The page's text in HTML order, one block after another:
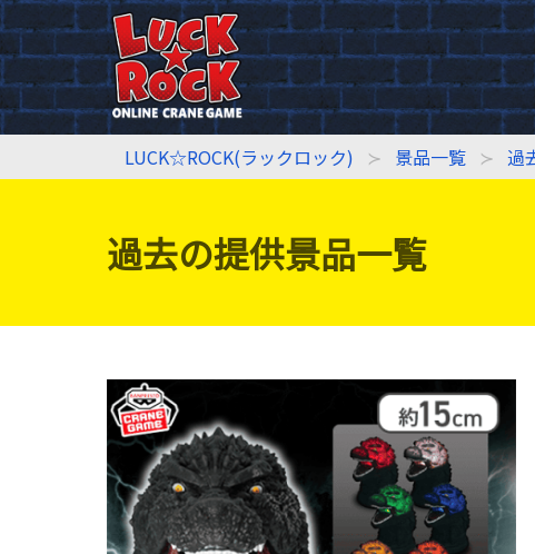
LUCK☆ROCK(ラックロック) 景品一覧 過
過去の提供景品一覧